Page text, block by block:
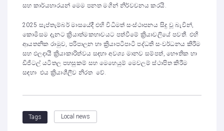
සහ කාර්යභාරයන් මෙම පනත මගින් නිර්වචනය කරයි.
2025 සැප්තැම්බර් මාසයේදී එහි විධිමත් සංස්ථාපනය සිදු වූ බැවින්,
කොමිසම දැනට ක්‍රියාත්මකභාවයට පත්වීමේ ක්‍රියාවලියේ පවතී. එහි
ආයතනික රාමුව, පරිපාලන හා ක්‍රියාපටිපාටි පද්ධති සංවර්ධනය කිරීම
සහ ඵලදායී ක්‍රියාකාරිත්වය සඳහා අවශ්‍ය මානව සම්පත්, භෞතික හා
ඩිජිටල් යටිතල පහසුකම් සහ මෙහෙයුම් මෙවලම් ස්ථාපිත කිරීම
සඳහා එය ක්‍රියාශීලීව නිරත වේ.
Tags Local news